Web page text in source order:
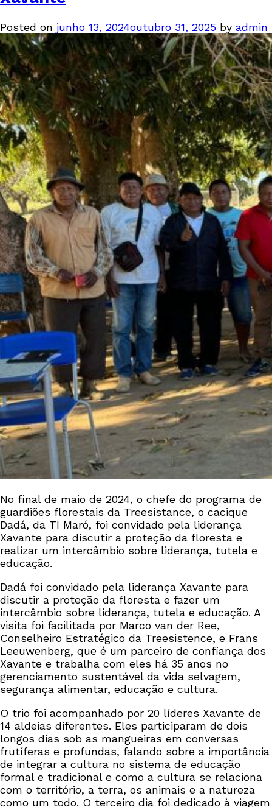
Posted on junho 13, 2024outubro 31, 2025 by admin
No final de maio de 2024, o chefe do programa de
guardiões florestais da Treesistance, o cacique
Dadá, da TI Maró, foi convidado pela liderança
Xavante para discutir a proteção da floresta e
realizar um intercâmbio sobre liderança, tutela e
educação.
Dadá foi convidado pela liderança Xavante para
discutir a proteção da floresta e fazer um
intercâmbio sobre liderança, tutela e educação. A
visita foi facilitada por Marco van der Ree,
Conselheiro Estratégico da Treesistence, e Frans
Leeuwenberg, que é um parceiro de confiança dos
Xavante e trabalha com eles há 35 anos no
gerenciamento sustentável da vida selvagem,
segurança alimentar, educação e cultura.
O trio foi acompanhado por 20 líderes Xavante de
14 aldeias diferentes. Eles participaram de dois
longos dias sob as mangueiras em conversas
frutíferas e profundas, falando sobre a importância
de integrar a cultura no sistema de educação
formal e tradicional e como a cultura se relaciona
com o território, a terra, os animais e a natureza
como um todo. O terceiro dia foi dedicado à viagem